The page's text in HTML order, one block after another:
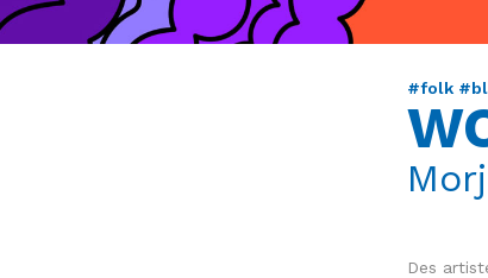
#folk
Des